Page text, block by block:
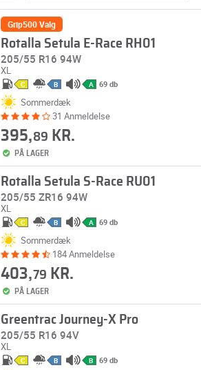
Grip500 Valg
Rotalla Setula E-Race RH01
205/55 R16 94W
XL
C B A 69 db
Sommerdæk
31 Anmeldelse
395,89 KR.
PÅ LAGER
Rotalla Setula S-Race RU01
205/55 ZR16 94W
XL
C B A 69 db
Sommerdæk
184 Anmeldelse
403,79 KR.
PÅ LAGER
Greentrac Journey-X Pro
205/55 R16 94V
XL
C B B 69 db